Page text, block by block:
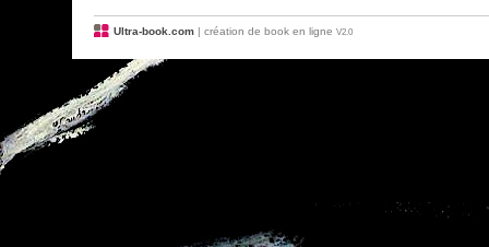
Ultra-book.com| création de book en ligne V2.0